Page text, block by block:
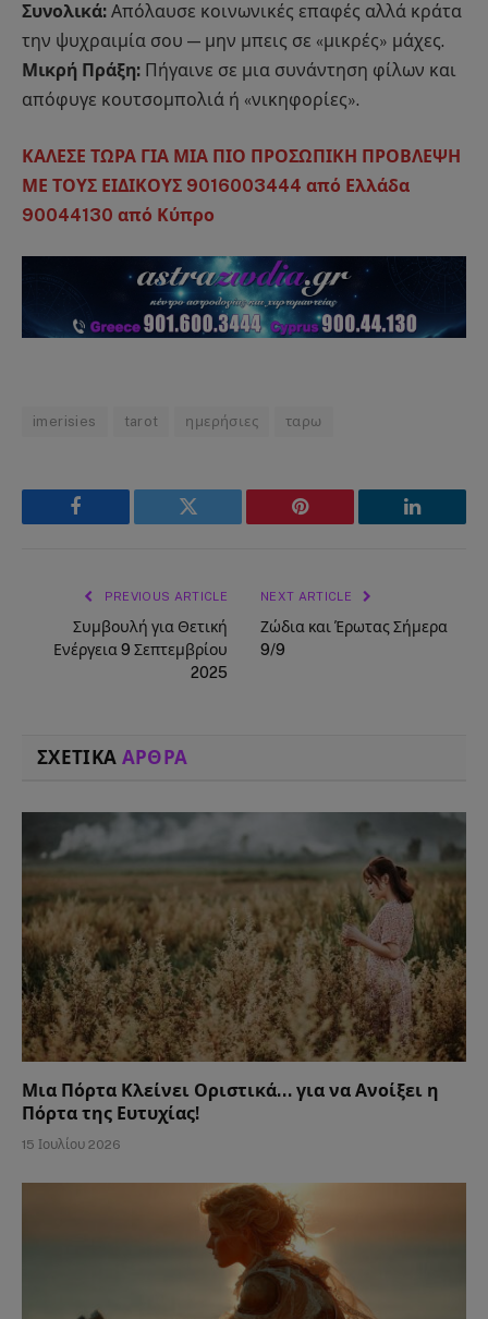
Συνολικά: Απόλαυσε κοινωνικές επαφές αλλά κράτα
την ψυχραιμία σου — μην μπεις σε «μικρές» μάχες.
Μικρή Πράξη: Πήγαινε σε μια συνάντηση φίλων και
απόφυγε κουτσομπολιά ή «νικηφορίες».
ΚΑΛΕΣΕ ΤΩΡΑ ΓΙΑ ΜΙΑ ΠΙΟ ΠΡΟΣΩΠΙΚΗ ΠΡΟΒΛΕΨΗ
ΜΕ ΤΟΥΣ ΕΙΔΙΚΟΥΣ 9016003444 από Ελλάδα
90044130 από Κύπρο
imerisies tarot ημερήσιες ταρω
Facebook Twitter Pinterest LinkedIn
PREVIOUS ARTICLE
Συμβουλή για Θετική
Ενέργεια 9 Σεπτεμβρίου
2025
NEXT ARTICLE
Ζώδια και Έρωτας Σήμερα
9/9
ΣΧΕΤΙΚΑ ΑΡΘΡΑ
Μια Πόρτα Κλείνει Οριστικά… για να Ανοίξει η
Πόρτα της Ευτυχίας!
15 Ιουλίου 2026